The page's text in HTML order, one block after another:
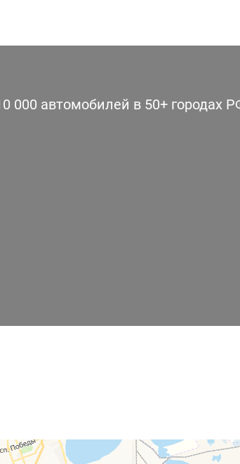
автомобилей в 50+ городах